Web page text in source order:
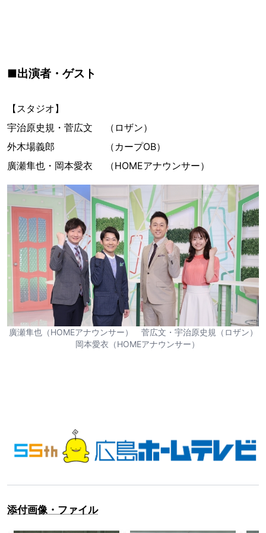
■出演者・ゲスト
【スタジオ】
宇治原史規・菅広文 （ロザン）
外木場義郎 （カープOB）
廣瀬隼也・岡本愛衣 （HOMEアナウンサー）
廣瀬隼也（HOMEアナウンサー） 菅広文・宇治原史規（ロザン）
岡本愛衣（HOMEアナウンサー）
添付画像・ファイル